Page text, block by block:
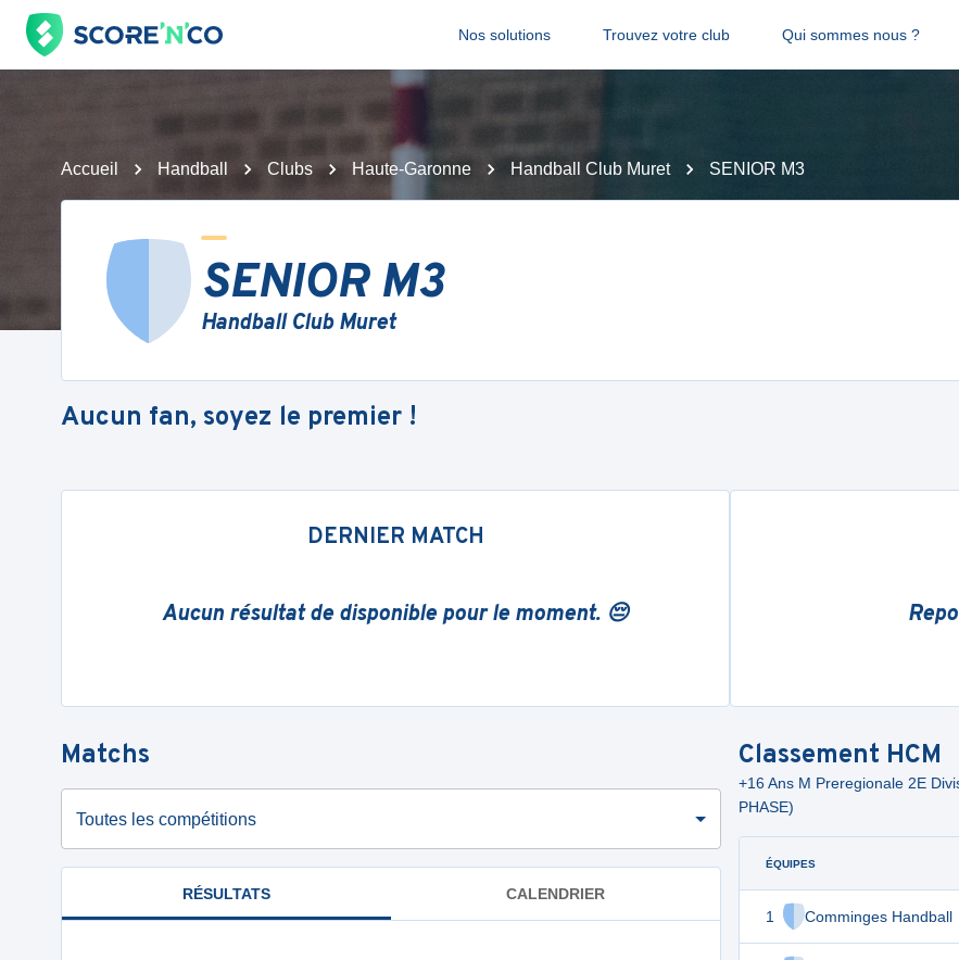
Nos solutions Trouvez votre club Qui sommes nous ?
Accueil Handball Clubs Haute-Garonne Handball Club Muret SENIOR M3
SENIOR M3
Handball Club Muret
Aucun fan, soyez le premier !
DERNIER MATCH
Aucun résultat de disponible pour le moment. 😔
Matchs
Toutes les compétitions
RÉSULTATS CALENDRIER
Classement HCM
+16 Ans M Preregionale 2E
PHASE)
ÉQUIPES
1 Comminges Handball